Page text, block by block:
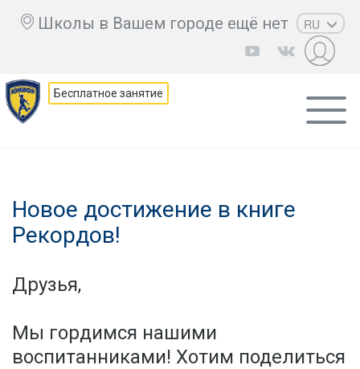
Школы в Вашем городе ещё нет
RU
EN
KZ
AZ
Бесплатное занятие
Новое достижение в книге
Рекордов!
Друзья,
Мы гордимся нашими
воспитанниками! Хотим поделиться